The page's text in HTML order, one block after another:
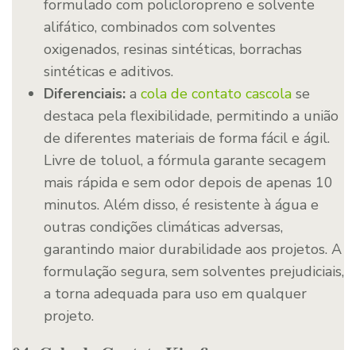
formulado com policloropreno e solvente
alifático, combinados com solventes
oxigenados, resinas sintéticas, borrachas
sintéticas e aditivos.
Diferenciais: a cola de contato cascola se
destaca pela flexibilidade, permitindo a união
de diferentes materiais de forma fácil e ágil.
Livre de toluol, a fórmula garante secagem
mais rápida e sem odor depois de apenas 10
minutos. Além disso, é resistente à água e
outras condições climáticas adversas,
garantindo maior durabilidade aos projetos. A
formulação segura, sem solventes prejudiciais,
a torna adequada para uso em qualquer
projeto.